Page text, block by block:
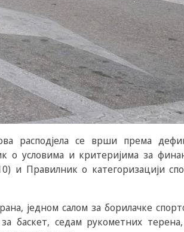
расподјела се врши према
о условима и критеријима за
и Правилник о категоризацији
једном салом за борилачке
баскет, седам рукометних